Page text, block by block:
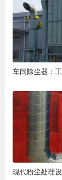
车间除尘器：
现代粉尘处理